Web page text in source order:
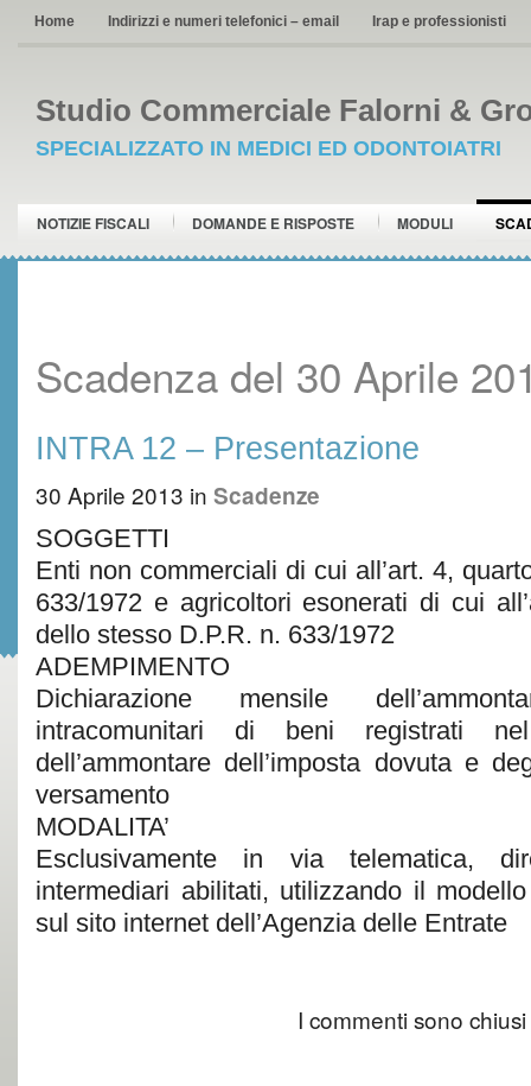
Home Indirizzi e numeri telefonici – email Irap e professionisti
Studio Commerciale Falorni &
SPECIALIZZATO IN MEDICI ED ODONTOIATRI
NOTIZIE FISCALI DOMANDE E RISPOSTE MODULI
Scadenza del 30 Aprile
INTRA 12 – Presentazione
30 Aprile 2013 in Scadenze
SOGGETTI
Enti non commerciali di cui all’art. 4,
633/1972 e agricoltori esonerati di cui
dello stesso D.P.R. n. 633/1972
ADEMPIMENTO
Dichiarazione mensile
intracomunitari di beni registrati
dell’ammontare dell’imposta dovuta e
versamento
MODALITA’
Esclusivamente in via telematica,
intermediari abilitati, utilizzando il
sul sito internet dell’Agenzia delle Entrate
I commenti sono chiusi